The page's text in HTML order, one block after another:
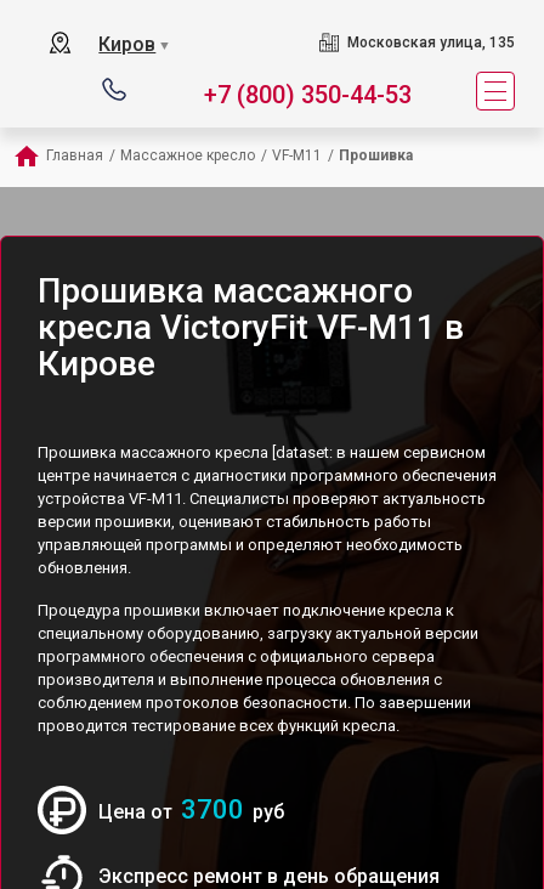
Киров ▼ Московская улица, 135
+7 (800) 350-44-53
Главная / Массажное кресло / VF-M11 / Прошивка
Прошивка массажного
кресла VictoryFit VF-M11 в
Кирове
Прошивка массажного кресла [dataset: в нашем сервисном
центре начинается с диагностики программного обеспечения
устройства VF-M11. Специалисты проверяют актуальность
версии прошивки, оценивают стабильность работы
управляющей программы и определяют необходимость
обновления.
Процедура прошивки включает подключение кресла к
специальному оборудованию, загрузку актуальной версии
программного обеспечения с официального сервера
производителя и выполнение процесса обновления с
соблюдением протоколов безопасности. По завершении
проводится тестирование всех функций кресла.
Цена от 3700 руб
Экспресс ремонт в день обращения